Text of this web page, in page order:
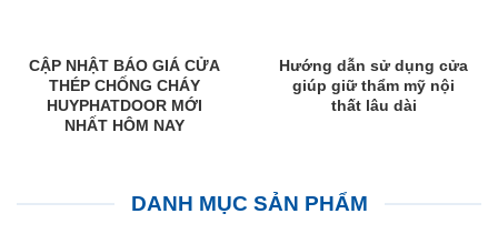
CẬP NHẬT BÁO GIÁ CỬA
THÉP CHỐNG CHÁY
HUYPHATDOOR MỚI
NHẤT HÔM NAY
Hướng dẫn sử dụng cửa
giúp giữ thẩm mỹ nội
thất lâu dài
DANH MỤC SẢN PHẨM